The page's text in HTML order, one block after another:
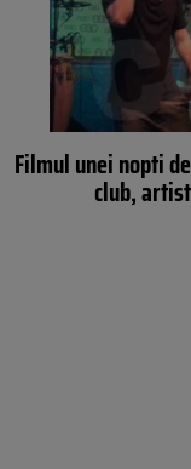
Filmul unei nopti
club,